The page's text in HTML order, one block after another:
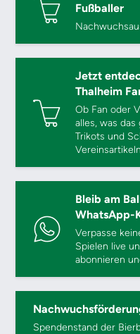
Fußballer
Jetzt
Thalheim
Ob Fan oder
alles, was
Trikots und
Bleib am
WhatsApp-
Verpasse
Spielen live
abonnieren
Spendenstand der